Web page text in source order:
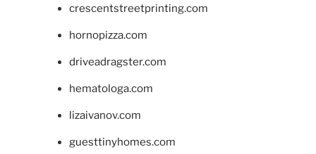
crescentstreetprinting.com
hornopizza.com
driveadragster.com
hematologa.com
lizaivanov.com
guesttinyhomes.com